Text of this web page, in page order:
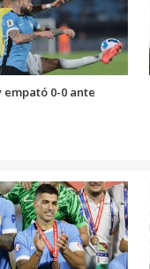
empató 0-0 ante